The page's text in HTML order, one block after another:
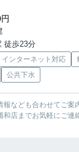
徒歩23分
インターネット対応
公共下水
なども合わせてご案
店までお気軽にご連